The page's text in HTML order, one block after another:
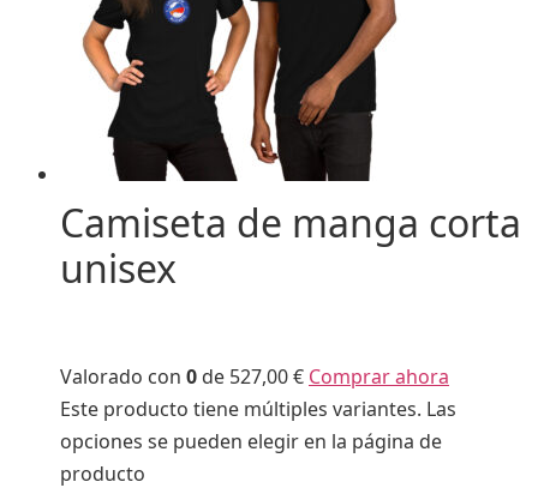
Camiseta de manga corta
unisex
Valorado con 0 de 527,00 € Comprar ahora
Este producto tiene múltiples variantes. Las
opciones se pueden elegir en la página de
producto